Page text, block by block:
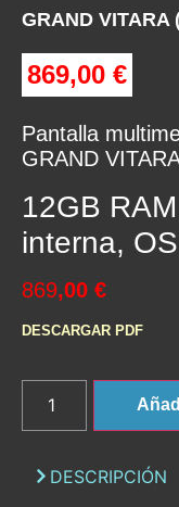
GRAND VITARA
869,00 €
Pantalla
GRAND
12GB
interna,
869,00 €
DESCARGAR PDF
DESCRIPCIÓN